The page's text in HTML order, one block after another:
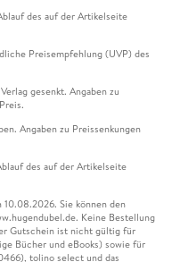
des auf der Artikelseite
Preisempfehlung (UVP) des
gesenkt. Angaben zu
Angaben zu Preissenkungen
des auf der Artikelseite
Sie können den
Keine Bestellung
Gutschein ist nicht gültig für
Bücher und eBooks) sowie für
tolino select und das